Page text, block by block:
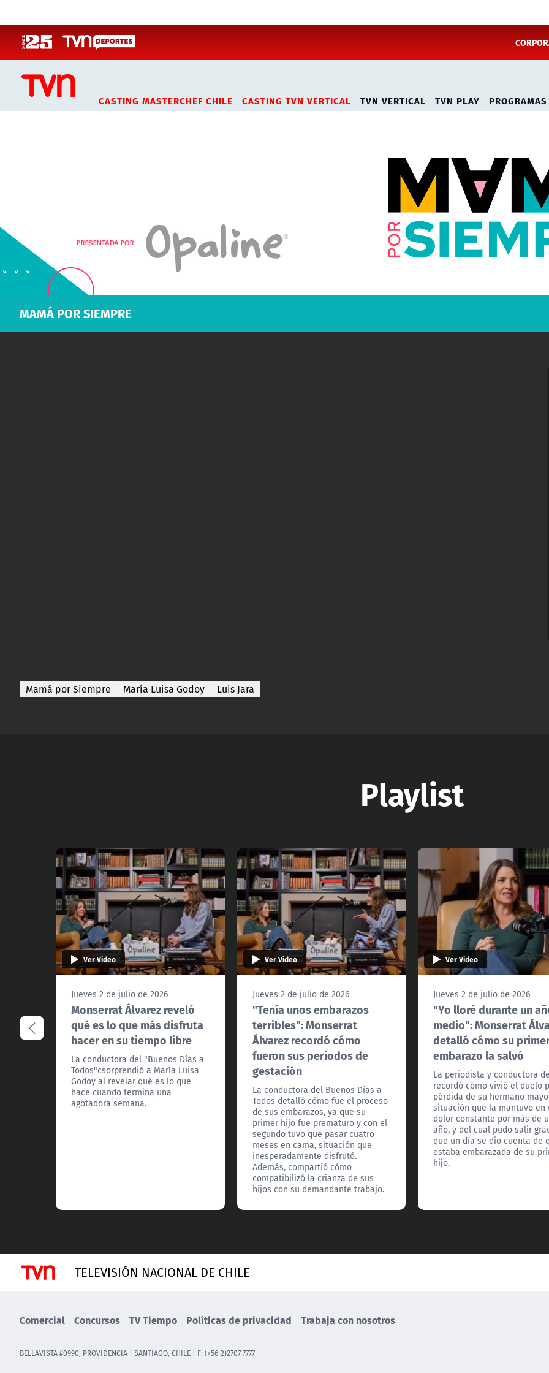
CASTING MASTERCHEF CHILE CASTING TVN VERTICAL TVN VERTICAL TVN PLAY PROGRAMAS
MAMÁ POR SIEMPRE
Mamá por Siempre María Luisa Godoy Luis Jara
Playlist
Ver Video
Jueves 2 de julio de 2026
Monserrat Álvarez reveló
qué es lo que más disfruta
hacer en su tiempo libre
La conductora del "Buenos Días a
Todos"csorprendió a María Luisa
Godoy al revelar qué es lo que
hace cuando termina una
agotadora semana.
Ver Video
Jueves 2 de julio de 2026
"Tenía unos embarazos
terribles": Monserrat
Álvarez recordó cómo
fueron sus periodos de
gestación
La conductora del Buenos Días a
Todos detalló cómo fue el proceso
de sus embarazos, ya que su
primer hijo fue prematuro y con el
segundo tuvo que pasar cuatro
meses en cama, situación que
inesperadamente disfrutó.
Además, compartió cómo
compatibilizó la crianza de sus
hijos con su demandante trabajo.
Ver Video
Jueves 2 de julio de 2026
"Yo lloré durante un
medio": Monserrat
detalló cómo su
embarazo la salvó
La periodista y conductora
recordó cómo vivió el duelo
pérdida de su hermano
situación que la mantuvo en
dolor constante por más de
año, y del cual pudo salir
que un día se dio cuenta de
estaba embarazada de su
hijo.
TELEVISIÓN NACIONAL DE CHILE
Comercial Concursos TV Tiempo Políticas de privacidad Trabaja con nosotros
BELLAVISTA #0990, PROVIDENCIA | SANTIAGO, CHILE | F: (+56-2)2707 7777